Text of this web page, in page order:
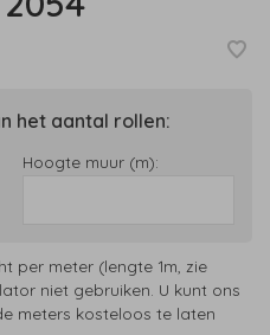
het aantal rollen:
Hoogte muur (m):
per meter (lengte 1m, zie
niet gebruiken. U kunt ons
meters kosteloos te laten